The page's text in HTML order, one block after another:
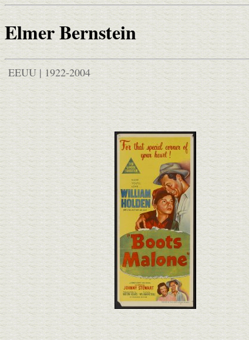
Elmer Bernstein
EEUU | 1922-2004